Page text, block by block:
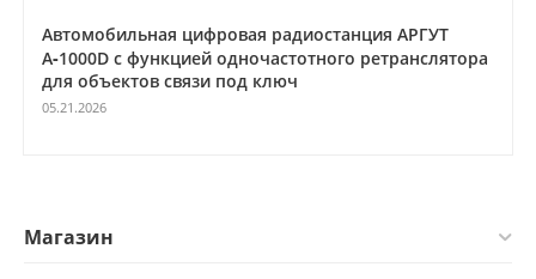
Автомобильная цифровая радиостанция АРГУТ
А‑1000D с функцией одночастотного ретранслятора
для объектов связи под ключ
05.21.2026
Магазин